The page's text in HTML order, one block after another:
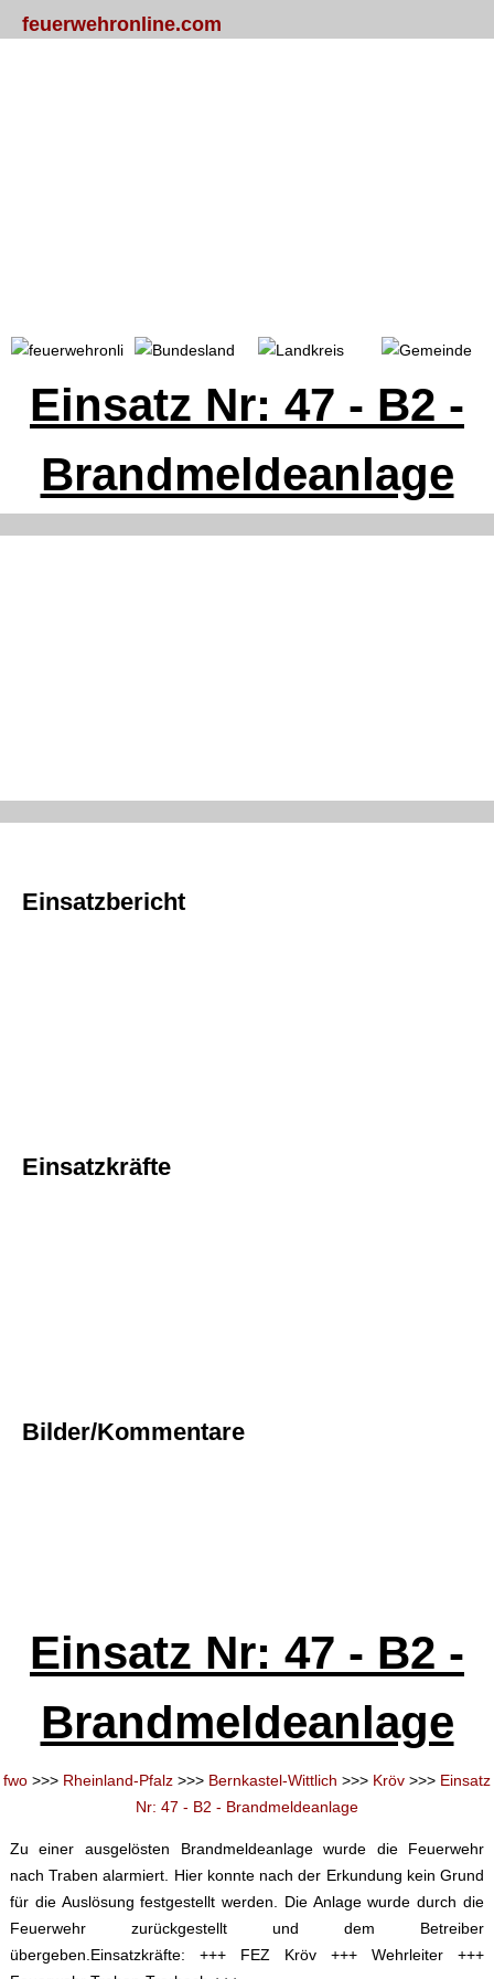
feuerwehronline.com
Einsatz Nr: 47 - B2 -
Brandmeldeanlage
Einsatzbericht
Einsatzkräfte
Bilder/Kommentare
Einsatz Nr: 47 - B2 -
Brandmeldeanlage
fwo >>> Rheinland-Pfalz >>> Bernkastel-Wittlich >>> Kröv >>> Einsatz
Nr: 47 - B2 - Brandmeldeanlage
Zu einer ausgelösten Brandmeldeanlage wurde die Feuerwehr
nach Traben alarmiert. Hier konnte nach der Erkundung kein Grund
für die Auslösung festgestellt werden. Die Anlage wurde durch die
Feuerwehr zurückgestellt und dem Betreiber
übergeben.Einsatzkräfte: +++ FEZ Kröv +++ Wehrleiter +++